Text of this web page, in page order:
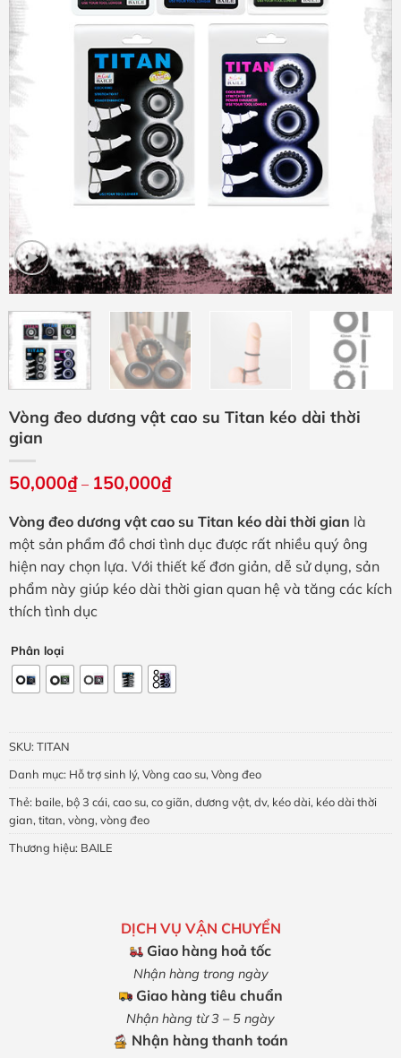
Vòng đeo dương vật cao su Titan kéo dài thời
gian
50,000₫ – 150,000₫Khoảng
giá:
50,000₫
đến
150,000₫
Vòng đeo dương vật cao su Titan kéo dài thời gian là
một sản phẩm đồ chơi tình dục được rất nhiều quý ông
hiện nay chọn lựa. Với thiết kế đơn giản, dễ sử dụng, sản
phẩm này giúp kéo dài thời gian quan hệ và tăng các kích
thích tình dục
Phân loại
SKU: TITAN
Danh mục: Hỗ trợ sinh lý, Vòng cao su, Vòng đeo
Thẻ: baile, bộ 3 cái, cao su, co giãn, dương vật, dv, kéo dài, kéo dài thời
gian, titan, vòng, vòng đeo
Thương hiệu: BAILE
DỊCH VỤ VẬN CHUYỂN
Giao hàng hoả tốc
Nhận hàng trong ngày
Giao hàng tiêu chuẩn
Nhận hàng từ 3 – 5 ngày
Nhận hàng thanh toán